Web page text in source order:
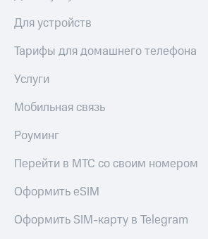
Для устройств
Тарифы для домашнего телефона
Услуги
Мобильная связь
Роуминг
Перейти в МТС со своим номером
Оформить eSIM
Оформить SIM-карту в Telegram